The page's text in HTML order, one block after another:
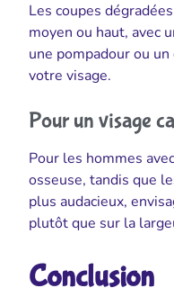
Les coupes
moyen ou haut, avec
une pompadour ou
votre visage.
Pour un visage
Pour les hommes
osseuse, tandis que
plus audacieux,
plutôt que sur la
Conclusion